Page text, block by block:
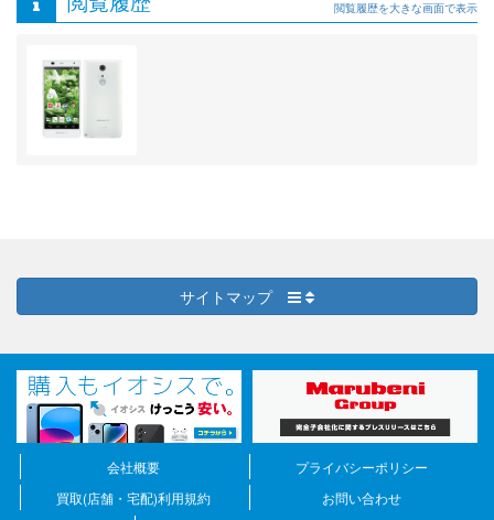
閲覧履歴を大きな画面で表示
サイトマップ
会社概要
プライバシーポリシー
買取(店舗・宅配)利用規約
お問い合わせ